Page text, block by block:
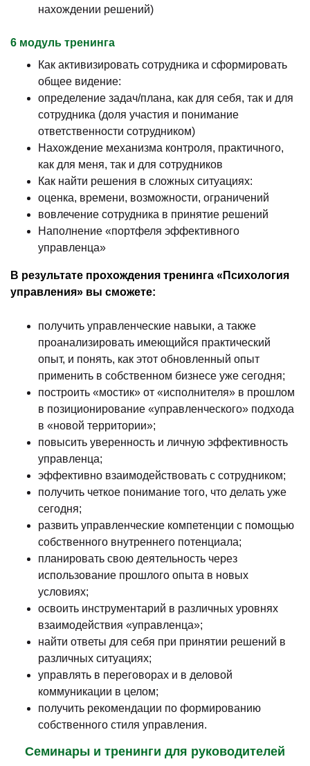
нахождении решений)
6 модуль тренинга
Как активизировать сотрудника и сформировать
общее видение:
определение задач/плана, как для себя, так и для
сотрудника (доля участия и понимание
ответственности сотрудником)
Нахождение механизма контроля, практичного,
как для меня, так и для сотрудников
Как найти решения в сложных ситуациях:
оценка, времени, возможности, ограничений
вовлечение сотрудника в принятие решений
Наполнение «портфеля эффективного
управленца»
В результате прохождения тренинга «Психология
управления» вы сможете:
получить управленческие навыки, а также
проанализировать имеющийся практический
опыт, и понять, как этот обновленный опыт
применить в собственном бизнесе уже сегодня;
построить «мостик» от «исполнителя» в прошлом
в позиционирование «управленческого» подхода
в «новой территории»;
повысить уверенность и личную эффективность
управленца;
эффективно взаимодействовать с сотрудником;
получить четкое понимание того, что делать уже
сегодня;
развить управленческие компетенции с помощью
собственного внутреннего потенциала;
планировать свою деятельность через
использование прошлого опыта в новых
условиях;
освоить инструментарий в различных уровнях
взаимодействия «управленца»;
найти ответы для себя при принятии решений в
различных ситуациях;
управлять в переговорах и в деловой
коммуникации в целом;
получить рекомендации по формированию
собственного стиля управления.
Семинары и тренинги для руководителей